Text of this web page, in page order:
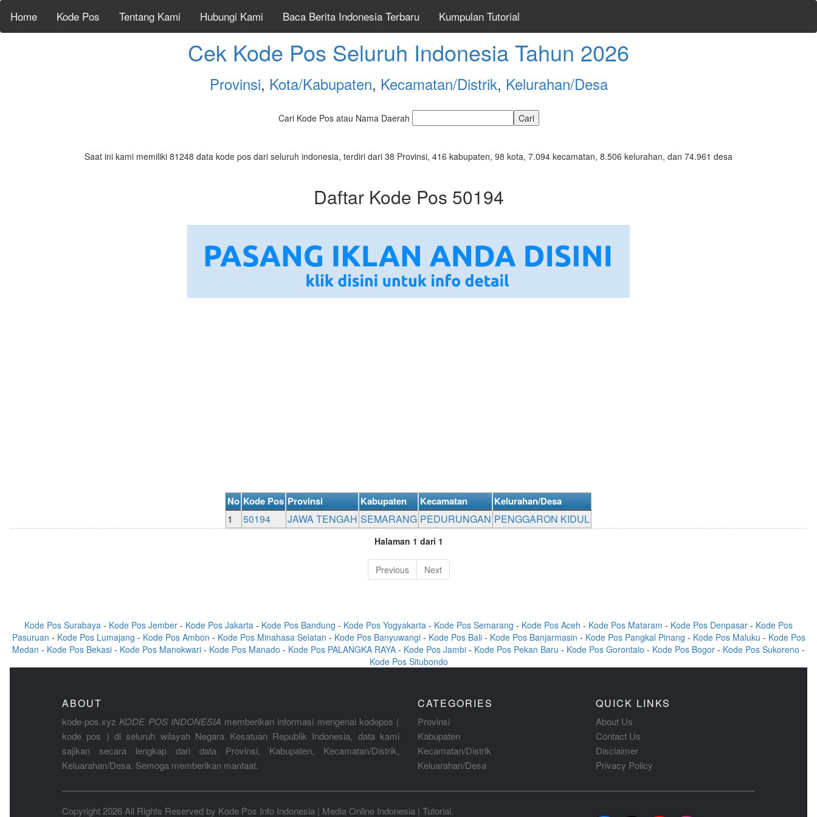
Home Kode Pos Tentang Kami Hubungi Kami Baca Berita Indonesia Terbaru Kumpulan Tutorial
Cek Kode Pos Seluruh Indonesia Tahun 2026
Provinsi, Kota/Kabupaten, Kecamatan/Distrik, Kelurahan/Desa
Cari Kode Pos atau Nama Daerah
Saat ini kami memiliki 81248 data kode pos dari seluruh indonesia, terdiri dari 38 Provinsi, 416 kabupaten, 98 kota, 7.094 kecamatan, 8.506 kelurahan, dan 74.961 desa
Daftar Kode Pos 50194
No Kode Pos Provinsi Kabupaten Kecamatan Kelurahan/Desa
1 50194 JAWA TENGAH SEMARANG PEDURUNGAN PENGGARON KIDUL
Halaman 1 dari 1
Previous Next
Kode Pos Surabaya - Kode Pos Jember - Kode Pos Jakarta - Kode Pos Bandung - Kode Pos Yogyakarta - Kode Pos Semarang - Kode Pos Aceh - Kode Pos Mataram - Kode Pos Denpasar - Kode Pos
Pasuruan - Kode Pos Lumajang - Kode Pos Ambon - Kode Pos Minahasa Selatan - Kode Pos Banyuwangi- Kode Pos Bali- Kode Pos Banjarmasin - Kode Pos Pangkal Pinang - Kode Pos Maluku - Kode Pos
Medan - Kode Pos Bekasi - Kode Pos Manokwari - Kode Pos Manado - Kode Pos PALANGKA RAYA - Kode Pos Jambi - Kode Pos Pekan Baru - Kode Pos Gorontalo - Kode Pos Bogor - Kode Pos Sukoreno -
Kode Pos Situbondo
ABOUT
kode-pos.xyz KODE POS INDONESIA memberikan informasi mengenai kodepos (
kode pos ) di seluruh wilayah Negara Kesatuan Republik Indonesia, data kami
sajikan secara lengkap dari data Provinsi, Kabupaten, Kecamatan/Distrik,
Keluarahan/Desa. Semoga memberikan manfaat.
CATEGORIES
Provinsi
Kabupaten
Kecamatan/Distrik
Keluarahan/Desa
QUICK LINKS
About Us
Contact Us
Disclaimer
Privacy Policy
Copyright 2026 All Rights Reserved by Kode Pos Info Indonesia | Media Online Indonesia | Tutorial.